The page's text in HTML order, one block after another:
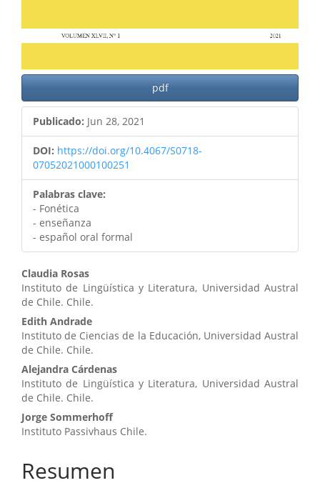
pdf
Publicado: Jun 28, 2021
DOI: https://doi.org/10.4067/S0718-
07052021000100251
Palabras clave:
- Fonética
- enseñanza
- español oral formal
Contenido
principal
del
artículo
Claudia Rosas
Instituto de Lingüística y Literatura, Universidad Austral
de Chile. Chile.
Edith Andrade
Instituto de Ciencias de la Educación, Universidad Austral
de Chile. Chile.
Alejandra Cárdenas
Instituto de Lingüística y Literatura, Universidad Austral
de Chile. Chile.
Jorge Sommerhoff
Instituto Passivhaus Chile.
Resumen